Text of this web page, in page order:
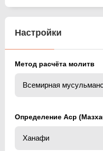
Настройки
Метод расчёта молитв
Определение Аср